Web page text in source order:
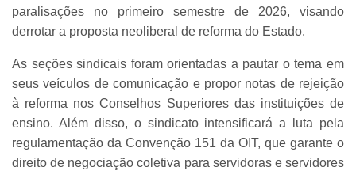
paralisações no primeiro semestre de 2026, visando
derrotar a proposta neoliberal de reforma do Estado.
As seções sindicais foram orientadas a pautar o tema em
seus veículos de comunicação e propor notas de rejeição
à reforma nos Conselhos Superiores das instituições de
ensino. Além disso, o sindicato intensificará a luta pela
regulamentação da Convenção 151 da OIT, que garante o
direito de negociação coletiva para servidoras e servidores